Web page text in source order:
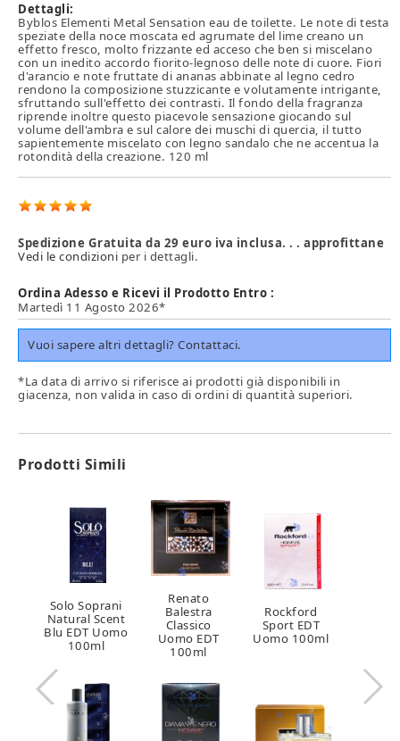
Dettagli:
Byblos Elementi Metal Sensation eau de toilette. Le note di testa
speziate della noce moscata ed agrumate del lime creano un
effetto fresco, molto frizzante ed acceso che ben si miscelano
con un inedito accordo fiorito-legnoso delle note di cuore. Fiori
d'arancio e note fruttate di ananas abbinate al legno cedro
rendono la composizione stuzzicante e volutamente intrigante,
sfruttando sull'effetto dei contrasti. Il fondo della fragranza
riprende inoltre questo piacevole sensazione giocando sul
volume dell'ambra e sul calore dei muschi di quercia, il tutto
sapientemente miscelato con legno sandalo che ne accentua la
rotondità della creazione. 120 ml
Spedizione Gratuita da 29 euro iva inclusa. . . approfittane
Vedi le condizioni per i dettagli.
Ordina Adesso e Ricevi il Prodotto Entro :
Martedì 11 Agosto 2026*
Vuoi sapere altri dettagli? Contattaci.
*La data di arrivo si riferisce ai prodotti già disponibili in
giacenza, non valida in caso di ordini di quantità superiori.
Prodotti Simili
Solo Soprani
Natural Scent
Blu EDT Uomo
100ml
Renato
Balestra
Classico
Uomo EDT
100ml
Rockford
Sport EDT
Uomo 100ml